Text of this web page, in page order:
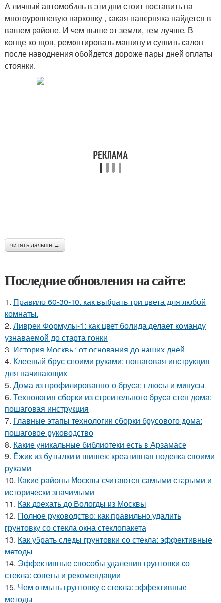
А личный автомобиль в эти дни стоит поставить на
многоуровневую парковку , какая наверняка найдется в
вашем районе. И чем выше от земли, тем лучше. В
конце концов, ремонтировать машину и сушить салон
после наводнения обойдется дороже пары дней оплаты
стоянки.
читать дальше →
Последние обновления на сайте:
1. Правило 60-30-10: как выбрать три цвета для любой
комнаты.
2. Ливреи Формулы-1: как цвет болида делает команду
узнаваемой до старта гонки
3. История Москвы: от основания до наших дней
4. Клееный брус своими руками: пошаговая инструкция
для начинающих
5. Дома из профилированного бруса: плюсы и минусы
6. Технология сборки из строительного бруса стен дома:
пошаговая инструкция
7. Главные этапы технологии сборки брусового дома:
пошаговое руководство
8. Какие уникальные библиотеки есть в Арзамасе
9. Ёжик из бутылки и шишек: креативная поделка своими
руками
10. Какие районы Москвы считаются самыми старыми и
исторически значимыми
11. Как доехать до Вологды из Москвы
12. Полное руководство: как правильно удалить
грунтовку со стекла окна стеклопакета
13. Как убрать следы грунтовки со стекла: эффективные
методы
14. Эффективные способы удаления грунтовки со
стекла: советы и рекомендации
15. Чем отмыть грунтовку с стекла: эффективные
методы